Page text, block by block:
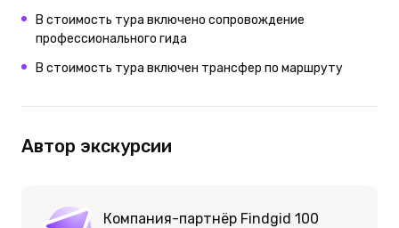
В стоимость тура включено сопровождение
профессионального гида
В стоимость тура включен трансфер по маршруту
Автор экскурсии
Компания-партнёр Findgid 100